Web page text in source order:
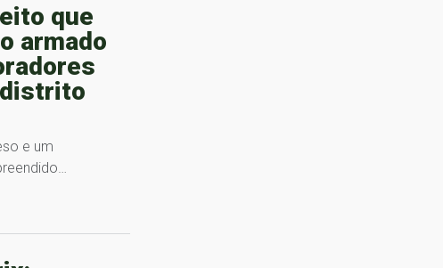
que
armado
distrito
e um